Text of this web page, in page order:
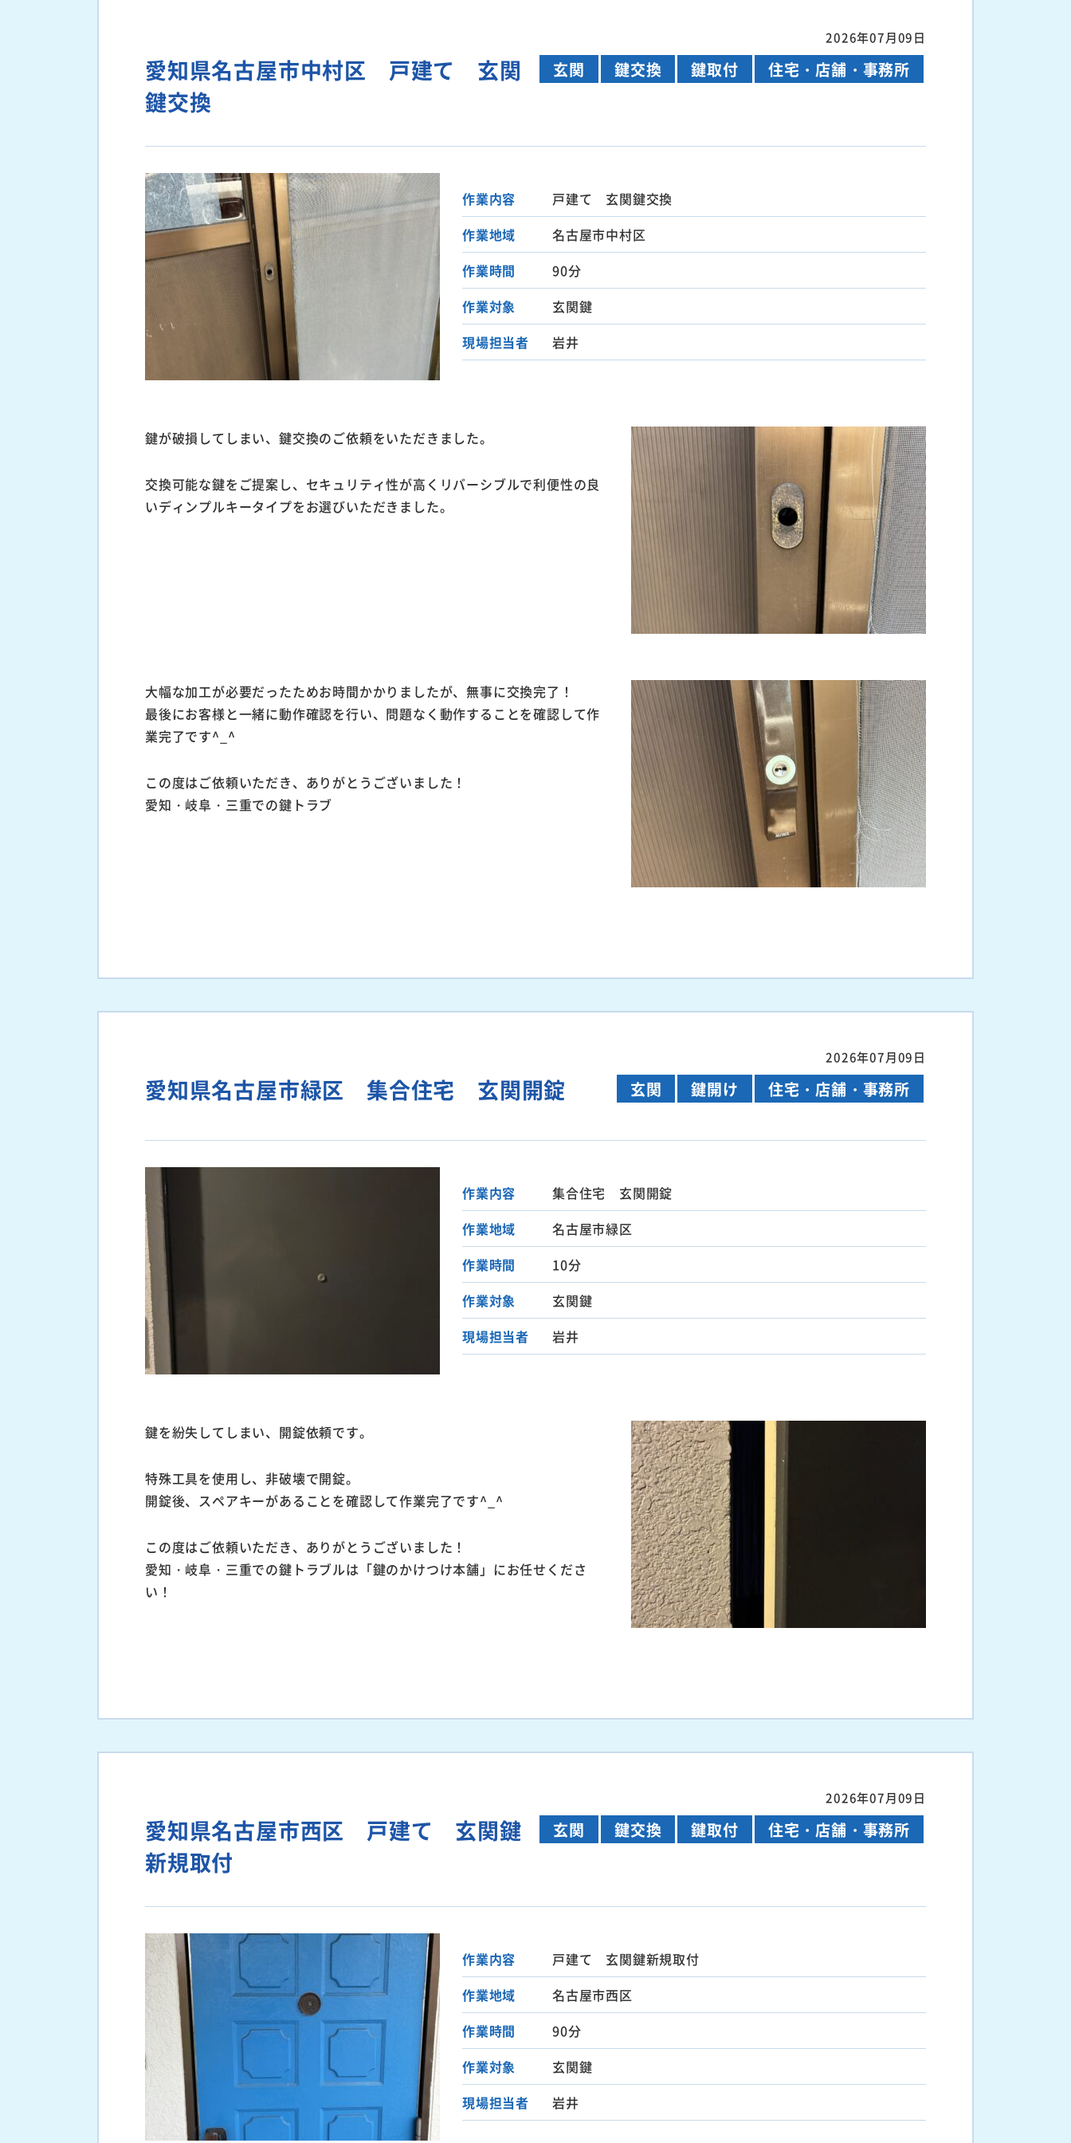
2026年07月09日
愛知県名古屋市中村区 戸建て 玄関
鍵交換
玄関 鍵交換 鍵取付 住宅・店舗・事務所
作業内容
戸建て 玄関鍵交換
作業地域
名古屋市中村区
作業時間
90分
作業対象
玄関鍵
現場担当者
岩井
鍵が破損してしまい、鍵交換のご依頼をいただきました。
交換可能な鍵をご提案し、セキュリティ性が高くリバーシブルで利便性の良
いディンプルキータイプをお選びいただきました。
大幅な加工が必要だったためお時間かかりましたが、無事に交換完了！
最後にお客様と一緒に動作確認を行い、問題なく動作することを確認して作
業完了です^_^
この度はご依頼いただき、ありがとうございました！
愛知・岐阜・三重での鍵トラブ
2026年07月09日
愛知県名古屋市緑区 集合住宅 玄関開錠 玄関 鍵開け 住宅・店舗・事務所
作業内容
集合住宅 玄関開錠
作業地域
名古屋市緑区
作業時間
10分
作業対象
玄関鍵
現場担当者
岩井
鍵を紛失してしまい、開錠依頼です。
特殊工具を使用し、非破壊で開錠。
開錠後、スペアキーがあることを確認して作業完了です^_^
この度はご依頼いただき、ありがとうございました！
愛知・岐阜・三重での鍵トラブルは「鍵のかけつけ本舗」にお任せくださ
い！
2026年07月09日
愛知県名古屋市西区 戸建て 玄関鍵
新規取付
玄関 鍵交換 鍵取付 住宅・店舗・事務所
作業内容
戸建て 玄関鍵新規取付
作業地域
名古屋市西区
作業時間
90分
作業対象
玄関鍵
現場担当者
岩井